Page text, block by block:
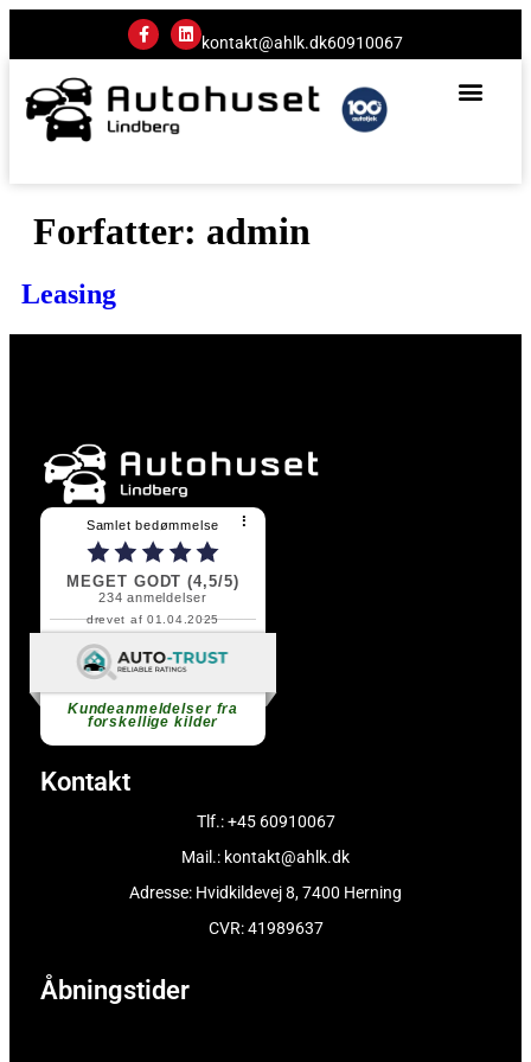
kontakt@ahlk.dk60910067
Forfatter: admin
Leasing
Samlet bedømmelse ⠇
MEGET GODT (4,5/5)
234anmeldelser
drevet af 01.04.2025
Kundeanmeldelser fra
forskellige kilder
Fortsæt med at læse
Kontakt
Tlf.: +45 60910067
Mail.: kontakt@ahlk.dk
Adresse: Hvidkildevej 8, 7400 Herning
CVR: 41989637
Åbningstider